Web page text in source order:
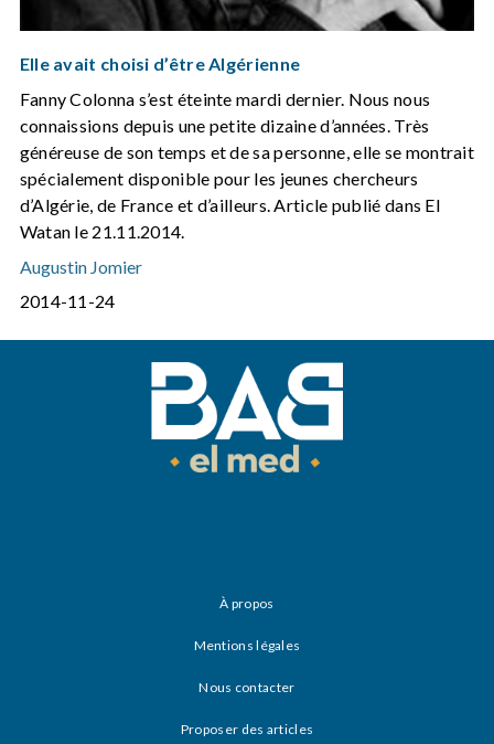
Elle avait choisi d’être Algérienne
Fanny Colonna s’est éteinte mardi dernier. Nous nous
connaissions depuis une petite dizaine d’années. Très
généreuse de son temps et de sa personne, elle se montrait
spécialement disponible pour les jeunes chercheurs
d’Algérie, de France et d’ailleurs. Article publié dans El
Watan le 21.11.2014.
Augustin Jomier
2014-11-24
À propos
Mentions légales
Nous contacter
Proposer des articles